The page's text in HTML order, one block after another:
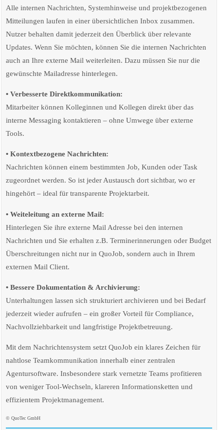
Alle internen Nachrichten, Systemhinweise und projektbezogenen
Mitteilungen laufen in einer übersichtlichen Inbox zusammen.
Nutzer behalten damit jederzeit den Überblick über relevante
Updates. Wenn Sie möchten, können Sie die internen Nachrichten
auch an Ihre externe Mail weiterleiten. Dazu müssen Sie nur die
gewünschte Mailadresse hinterlegen.
• Verbesserte Direktkommunikation:
Mitarbeiter können Kolleginnen und Kollegen direkt über das
interne Messaging kontaktieren – ohne Umwege über externe
Tools.
• Kontextbezogene Nachrichten:
Nachrichten können einem bestimmten Job, Kunden oder Task
zugeordnet werden. So ist jeder Austausch dort sichtbar, wo er
hingehört – ideal für transparente Projektarbeit.
• Weiteleitung an externe Mail:
Hinterlegen Sie ihre externe Mail Adresse bei den internen
Nachrichten und Sie erhalten z.B. Terminerinnerungen oder Budget
Überschreitungen nicht nur in QuoJob, sondern auch in Ihrem
externen Mail Client.
• Bessere Dokumentation & Archivierung:
Unterhaltungen lassen sich strukturiert archivieren und bei Bedarf
jederzeit wieder aufrufen – ein großer Vorteil für Compliance,
Nachvollziehbarkeit und langfristige Projektbetreuung.
Mit dem Nachrichtensystem setzt QuoJob ein klares Zeichen für
nahtlose Teamkommunikation innerhalb einer zentralen
Agentursoftware. Insbesondere stark vernetzte Teams profitieren
von weniger Tool-Wechseln, klareren Informationsketten und
effizientem Projektmanagement.
© QuoTec GmbH